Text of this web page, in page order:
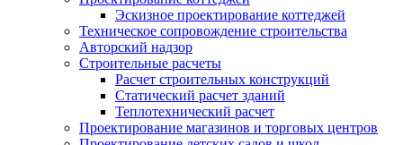
Эскизное проектирование коттеджей
Техническое сопровождение строительства
Авторский надзор
Строительные расчеты
Расчет строительных конструкций
Статический расчет зданий
Теплотехнический расчет
Проектирование магазинов и торговых центров